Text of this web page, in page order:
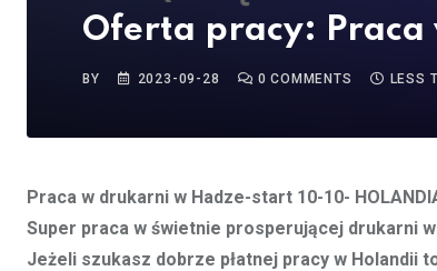
Oferta pracy: Praca
BY 2023-09-28 0 COMMENTS LESS
Praca w drukarni w Hadze-start 10-10-
Super praca w świetnie prosperującej drukarni
Jeżeli szukasz dobrze płatnej pracy w Holandii